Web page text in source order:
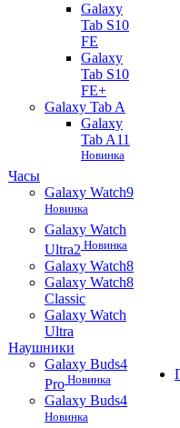
Galaxy
Tab S10
FE
Galaxy
Tab S10
FE+
Galaxy Tab A
Galaxy
Tab A11
Новинка
Часы
Galaxy Watch9
Новинка
Galaxy Watch
Ultra2 Новинка
Galaxy Watch8
Galaxy Watch8
Classic
Galaxy Watch
Ultra
Наушники
Galaxy Buds4
Pro Новинка
Galaxy Buds4
Новинка